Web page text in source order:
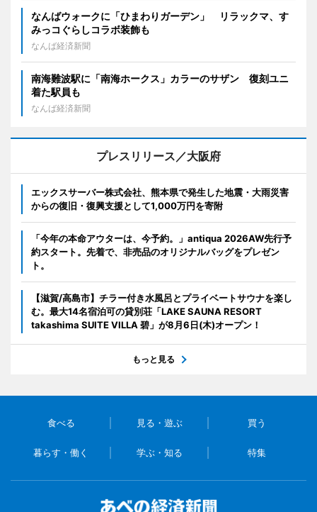
なんばウォークに「ひまわりガーデン」 リラックマ、す
みっコぐらしコラボ装飾も
なんば経済新聞
南海難波駅に「南海ホークス」カラーのサザン 復刻ユニ
着た駅員も
なんば経済新聞
プレスリリース／大阪府
エックスサーバー株式会社、熊本県で発生した地震・大雨災害
からの復旧・復興支援として1,000万円を寄附
「今年の本命アウターは、今予約。」antiqua 2026AW先行予
約スタート。先着で、非売品のオリジナルバッグをプレゼン
ト。
【滋賀/高島市】チラー付き水風呂とプライベートサウナを楽し
む。最大14名宿泊可の貸別荘「LAKE SAUNA RESORT
takashima SUITE VILLA 碧」が8月6日(木)オープン！
もっと見る
食べる 見る・遊ぶ 買う
暮らす・働く 学ぶ・知る 特集